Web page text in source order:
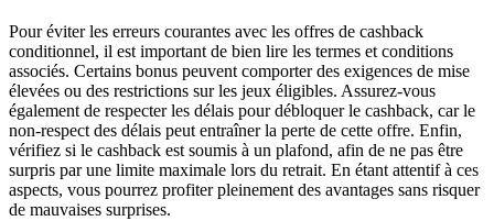
Pour éviter les erreurs courantes avec les offres de cashback
conditionnel, il est important de bien lire les termes et conditions
associés. Certains bonus peuvent comporter des exigences de mise
élevées ou des restrictions sur les jeux éligibles. Assurez-vous
également de respecter les délais pour débloquer le cashback, car le
non-respect des délais peut entraîner la perte de cette offre. Enfin,
vérifiez si le cashback est soumis à un plafond, afin de ne pas être
surpris par une limite maximale lors du retrait. En étant attentif à ces
aspects, vous pourrez profiter pleinement des avantages sans risquer
de mauvaises surprises.